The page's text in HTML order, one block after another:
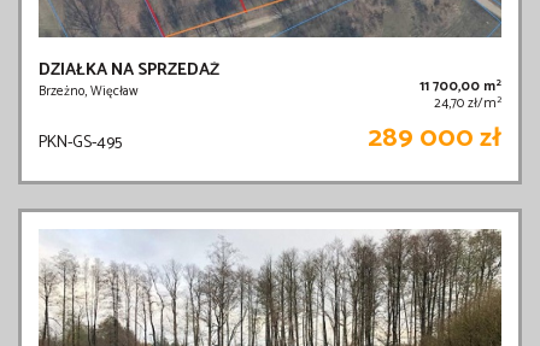
DZIAŁKA NA SPRZEDAŻ
Brzeżno, Więcław 11 700,00 m2
24,70 zł/m2
PKN-GS-495 289 000 zł